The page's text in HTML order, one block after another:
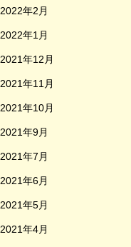
2022年2月
2022年1月
2021年12月
2021年11月
2021年10月
2021年9月
2021年7月
2021年6月
2021年5月
2021年4月